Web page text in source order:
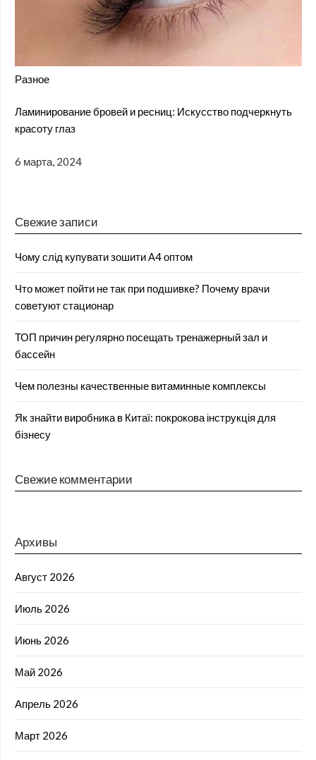
Разное
Ламинирование бровей и ресниц: Искусство подчеркнуть
красоту глаз
6 марта, 2024
Свежие записи
Чому слід купувати зошити А4 оптом
Что может пойти не так при подшивке? Почему врачи
советуют стационар
ТОП причин регулярно посещать тренажерный зал и
бассейн
Чем полезны качественные витаминные комплексы
Як знайти виробника в Китаї: покрокова інструкція для
бізнесу
Свежие комментарии
Архивы
Август 2026
Июль 2026
Июнь 2026
Май 2026
Апрель 2026
Март 2026